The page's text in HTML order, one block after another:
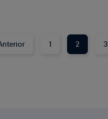
1 2 3